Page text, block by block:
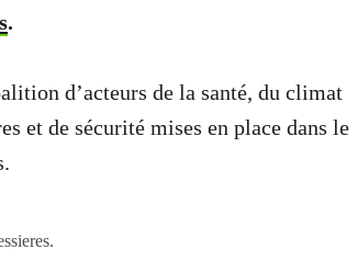
.
d’acteurs de la santé, du climat
et de sécurité mises en place dans le